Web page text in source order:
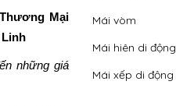
Mại
Linh
những giá
Mái vòm
Mái hiên di động
Mái xếp di động